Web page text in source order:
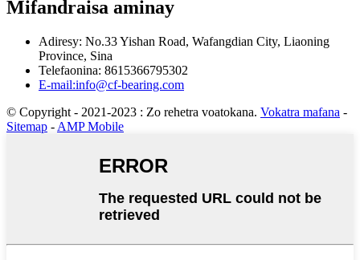
Mifandraisa aminay
Adiresy: No.33 Yishan Road, Wafangdian City, Liaoning
Province, Sina
Telefaonina: 8615366795302
E-mail:info@cf-bearing.com
© Copyright - 2021-2023 : Zo rehetra voatokana. Vokatra mafana -
Sitemap - AMP Mobile